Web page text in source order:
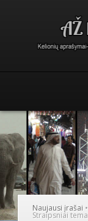
Naujausi įrašai •
Straipsniai tema